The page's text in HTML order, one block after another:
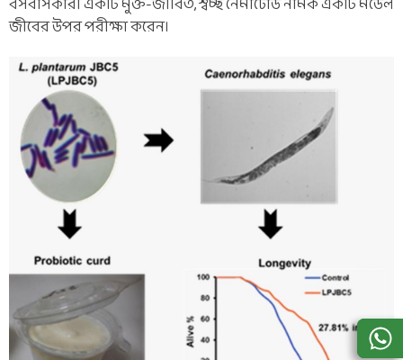
জীবের উপর পরীক্ষা করেন।